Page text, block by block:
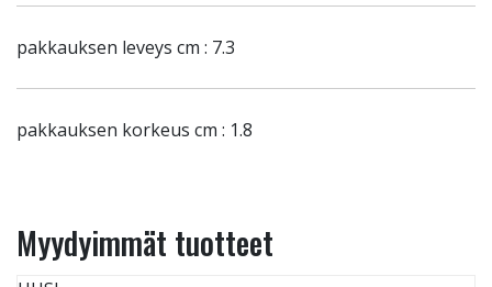
pakkauksen leveys cm : 7.3
pakkauksen korkeus cm : 1.8
Myydyimmät tuotteet